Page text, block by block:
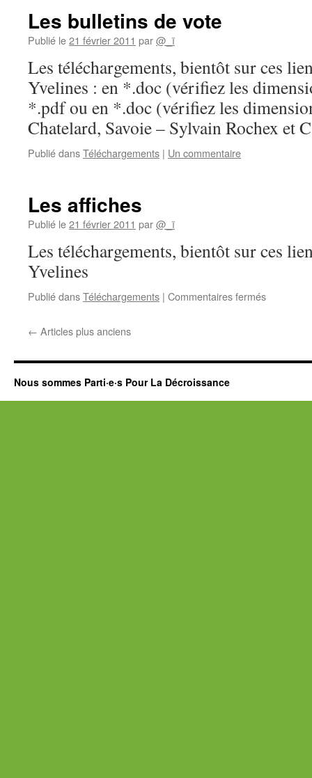
Les bulletins de vote
Publié le21 février 2011 par@_ï
Les téléchargements, bientôt sur ces
Yvelines : en *.doc (vérifiez les
*.pdf ou en *.doc (vérifiez les
Chatelard, Savoie – Sylvain Rochex et
Publié dansTéléchargements | Un commentaire
Les affiches
Publié le21 février 2011 par@_ï
Les téléchargements, bientôt sur ces
Yvelines
Publié dansTéléchargements | Commentaires ferméssur
← Articles plus anciens
Nous sommes Parti·e·s Pour La Décroissance